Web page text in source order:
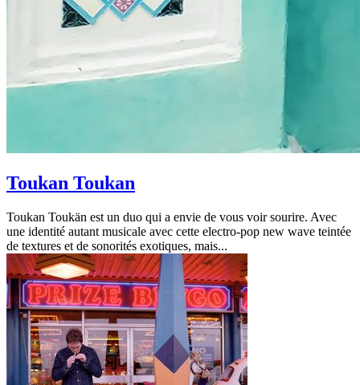
Toukan Toukan
Toukan Toukän est un duo qui a envie de vous voir sourire. Avec
une identité autant musicale avec cette electro-pop new wave teintée
de textures et de sonorités exotiques, mais...